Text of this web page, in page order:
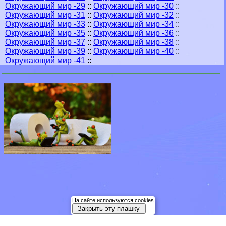
Окружающий мир -29 :: Окружающий мир -30 ::
Окружающий мир -31 :: Окружающий мир -32 ::
Окружающий мир -33 :: Окружающий мир -34 ::
Окружающий мир -35 :: Окружающий мир -36 ::
Окружающий мир -37 :: Окружающий мир -38 ::
Окружающий мир -39 :: Окружающий мир -40 ::
Окружающий мир -41 ::
На сайте используются cookies
Закрыть эту плашку